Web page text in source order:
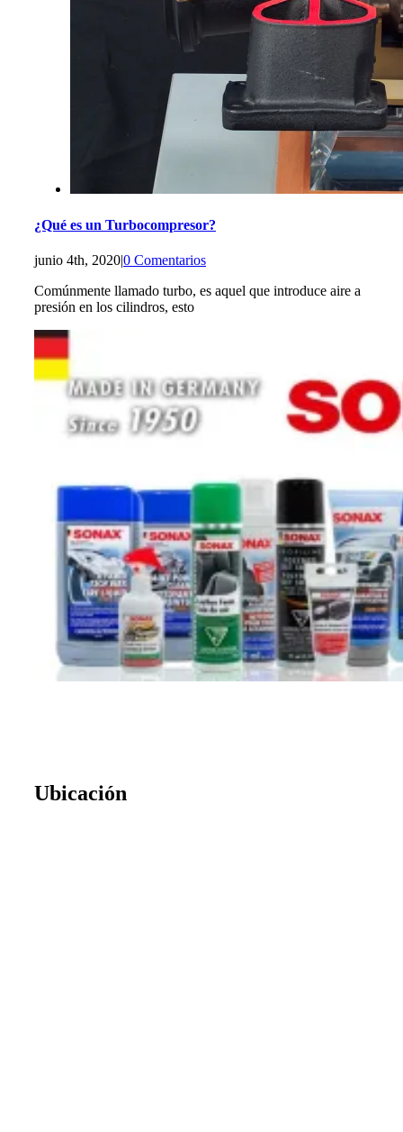
¿Qué es un Turbocompresor?
junio 4th, 2020|0 Comentarios
Comúnmente llamado turbo, es aquel que introduce aire a
presión en los cilindros, esto
Ubicación